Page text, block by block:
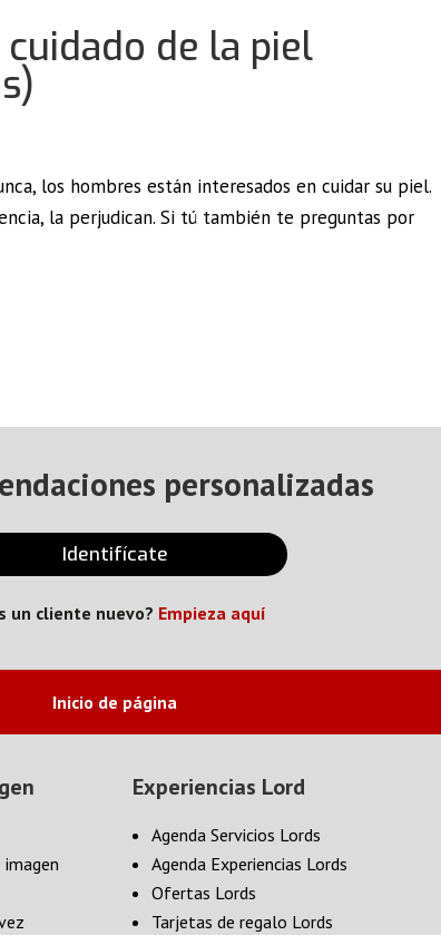
de la piel
los hombres están interesados en cuidar su piel.
la perjudican. Si tú también te preguntas por
personalizadas
Identifícate
un cliente nuevo? Empieza aquí
Inicio de página
Experiencias Lord
Agenda Servicios Lords
Agenda Experiencias Lords
Ofertas Lords
Tarjetas de regalo Lords